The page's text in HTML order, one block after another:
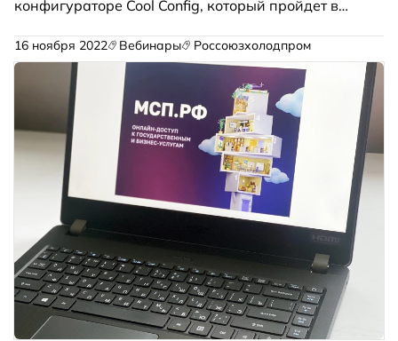
конфигураторе Cool Config, который пройдет в
16 ноября 2022 Вебинары Россоюзхолодпром